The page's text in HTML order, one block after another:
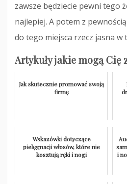
zawsze będziecie pewni tego
najlepiej. A potem z
do tego miejsca rzecz jasna w
Artykuły jakie mogą Cię
Jak skutecznie promować swoją
firmę
Wskazówki dotyczące
pielęgnacji włosów, które nie
kosztują ręki i nogi
i